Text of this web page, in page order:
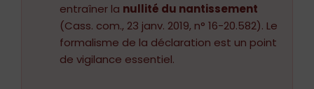
entraîner la nullité du nantissement
(Cass. com., 23 janv. 2019, n° 16-20.582). Le
formalisme de la déclaration est un point
de vigilance essentiel.